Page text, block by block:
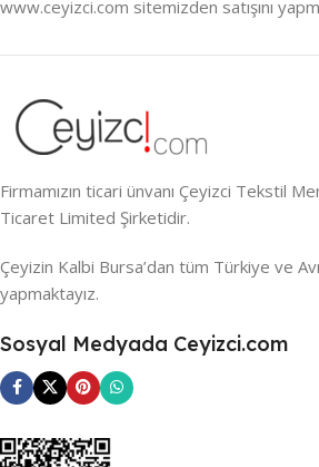
www.ceyizci.com sitemizden satışını
Firmamızın ticari ünvanı Çeyizci Tekstil
Ticaret Limited Şirketidir.
Çeyizin Kalbi Bursa’dan tüm Türkiye ve
yapmaktayız.
Sosyal Medyada Ceyizci.com